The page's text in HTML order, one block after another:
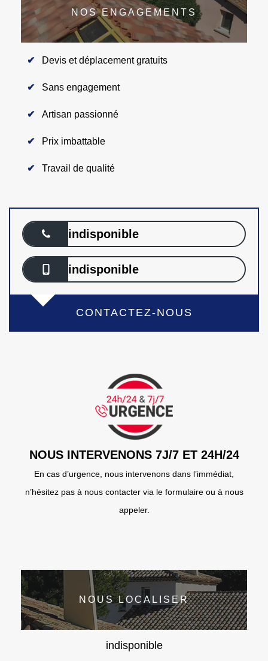
NOS ENGAGEMENTS
Devis et déplacement gratuits
Sans engagement
Artisan passionné
Prix imbattable
Travail de qualité
indisponible
indisponible
CONTACTEZ-NOUS
NOUS INTERVENONS 7J/7 ET 24H/24
En cas d’urgence, nous intervenons dans l’immédiat,
n’hésitez pas à nous contacter via le formulaire ou à nous
appeler.
NOUS LOCALISER
indisponible